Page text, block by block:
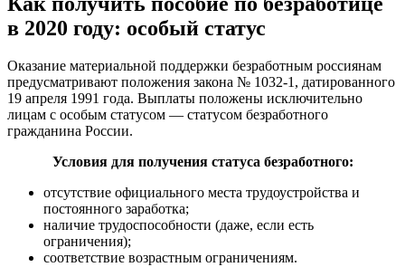
в 2020 году: особый статус
Оказание материальной поддержки безработным россиянам
предусматривают положения закона № 1032-1, датированного
19 апреля 1991 года. Выплаты положены исключительно
лицам с особым статусом — статусом безработного
гражданина России.
Условия для получения статуса безработного:
отсутствие официального места трудоустройства и
постоянного заработка;
наличие трудоспособности (даже, если есть
ограничения);
соответствие возрастным ограничениям.